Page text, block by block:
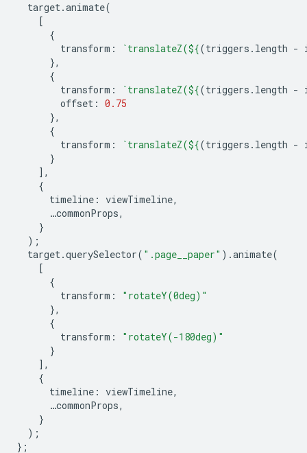
target.animate(
[
{
transform : `translateZ(${(triggers . length -
},
{
transform : `translateZ(${(triggers . length -
offset : 0.75
},
{
transform : `translateZ(${(triggers . length -
}
],
{
timeline : viewTimeline,
…commonProps,
}
);
target.querySelector( ".page__paper" ).animate(
[
{
transform :
"rotateY(0deg)"
},
{
transform :
"rotateY(-180deg)"
}
],
{
timeline : viewTimeline,
…commonProps,
}
);
};